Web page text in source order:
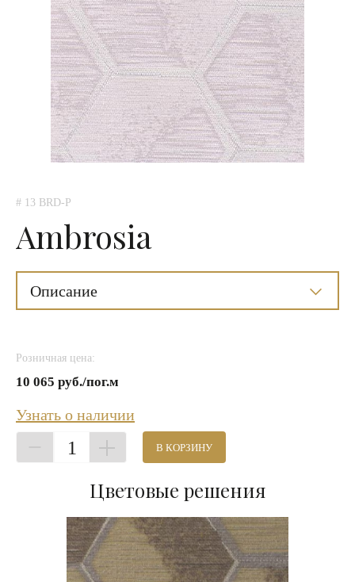
# 13 BRD-P
Ambrosia
Описание
Розничная цена:
10 065 руб./пог.м
Узнать о наличии
1 В КОРЗИНУ
Цветовые решения